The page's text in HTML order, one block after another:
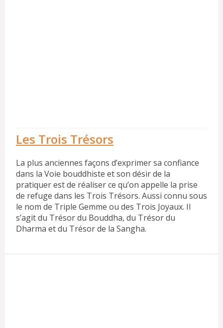
Les Trois Trésors
La plus anciennes façons d’exprimer sa confiance
dans la Voie bouddhiste et son désir de la
pratiquer est de réaliser ce qu’on appelle la prise
de refuge dans les Trois Trésors. Aussi connu sous
le nom de Triple Gemme ou des Trois Joyaux. Il
s’agit du Trésor du Bouddha, du Trésor du
Dharma et du Trésor de la Sangha.